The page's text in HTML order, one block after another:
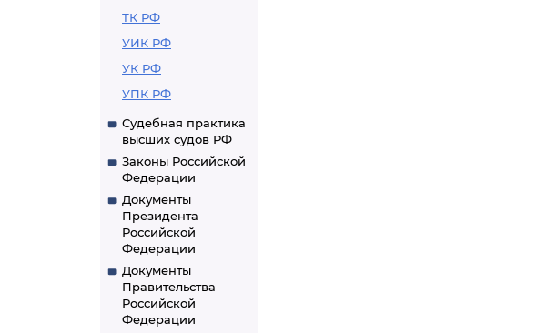
ТК РФ
УИК РФ
УК РФ
УПК РФ
Судебная практика
высших судов РФ
Законы Российской
Федерации
Документы
Президента
Российской
Федерации
Документы
Правительства
Российской
Федерации